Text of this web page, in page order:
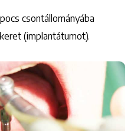
csontállományába
(implantátumot).